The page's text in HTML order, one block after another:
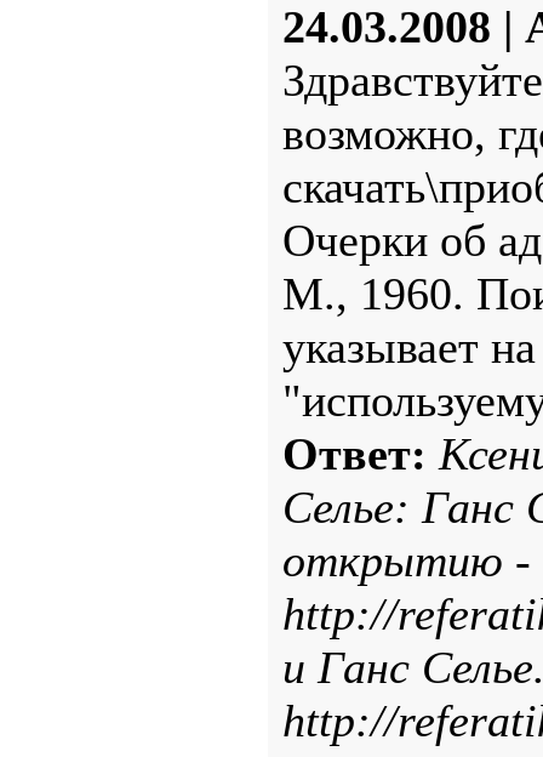
24.03.2008 |
возможно,
Очерки об
М., 1960.
указывает
Ответ:
Селье:
открытию -
http://
и Ганс
http://